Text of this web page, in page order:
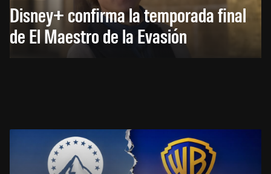
Disney+ confirma la temporada final
de El Maestro de la Evasión